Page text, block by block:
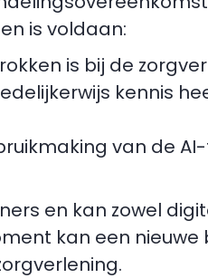
is voldaan:
is bij de
kennis
van de
en kan zowel
kan een